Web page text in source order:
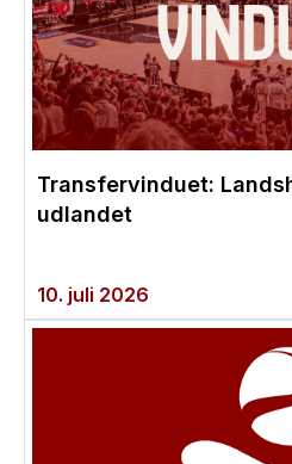
Transfervinduet:
udlandet
10. juli 2026